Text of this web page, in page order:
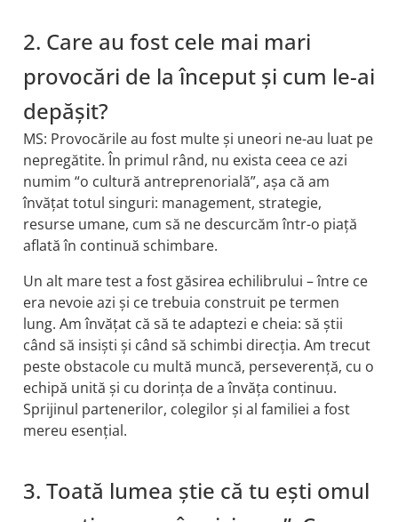
2. Care au fost cele mai mari
provocări de la început și cum le-ai
depășit?
MS: Provocările au fost multe și uneori ne-au luat pe
nepregătite. În primul rând, nu exista ceea ce azi
numim “o cultură antreprenorială”, așa că am
învățat totul singuri: management, strategie,
resurse umane, cum să ne descurcăm într-o piață
aflată în continuă schimbare.
Un alt mare test a fost găsirea echilibrului – între ce
era nevoie azi și ce trebuia construit pe termen
lung. Am învățat că să te adaptezi e cheia: să știi
când să insiști și când să schimbi direcția. Am trecut
peste obstacole cu multă muncă, perseverență, cu o
echipă unită și cu dorința de a învăța continuu.
Sprijinul partenerilor, colegilor și al familiei a fost
mereu esențial.
3. Toată lumea știe că tu ești omul